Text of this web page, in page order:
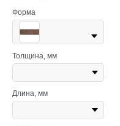
Форма
Толщина, мм
Длина, мм